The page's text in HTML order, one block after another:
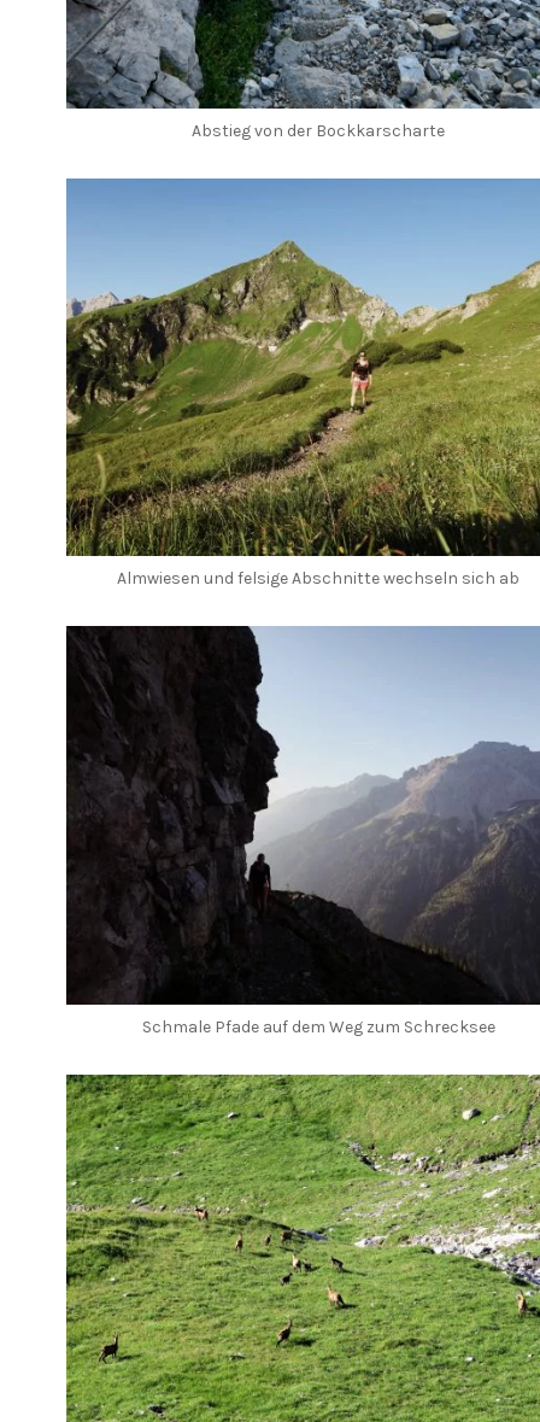
Abstieg von der Bockkarscharte
Almwiesen und felsige Abschnitte wechseln sich ab
Schmale Pfade auf dem Weg zum Schrecksee